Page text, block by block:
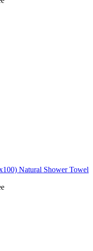
Natural Shower Towel